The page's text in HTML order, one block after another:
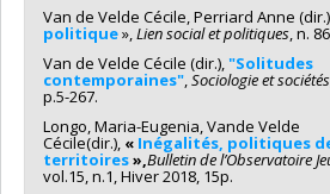
Van de Velde Cécile, Perriard Anne
politique»,Lien social et politiques, n.
Van de Velde Cécile (dir.),"Solitudes
contemporaines",Sociologie et sociétés
p.5-267.
Longo, Maria-Eugenia, Vande Velde
Cécile(dir.), « Inégalités, politiques
territoires»,Bulletin de l’Observatoire
vol.15, n.1, Hiver 2018, 15p.